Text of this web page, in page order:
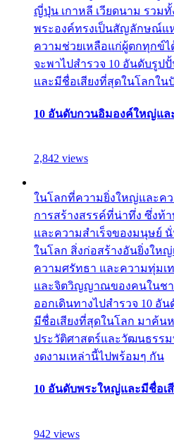
ญี่ปุ่น เกาหลี เวียดนาม รวม
พระองค์ทรงเป็นสัญลักษณ์แ
ความช่วยเหลือแก่ผู้ตกทุกข์ไ
จะพาไปสำรวจ 10 อันดับรูป
และมีชื่อเสียงที่สุดในโลกใน
10 อันดับกวนอิมองค์ใหญ่แล
2,842 views
ในโลกที่ความยิ่งใหญ่และค
การสร้างสรรค์ที่น่าทึ่ง ซึ่งท้
และความสำเร็จของมนุษย์
ในโลก สิ่งก่อสร้างอันยิ่งใหญ่
ความศรัทธา และความทุ่มเ
และจิตวิญญาณของคนในชา
ออกเดินทางไปสำรวจ 10 อั
มีชื่อเสียงที่สุดในโลก มาค้น
ประวัติศาสตร์และวัฒนธรร
งดงามเหล่านี้ไปพร้อมๆ กัน
10 อันดับพระใหญ่และมีชื่อเ
942 views